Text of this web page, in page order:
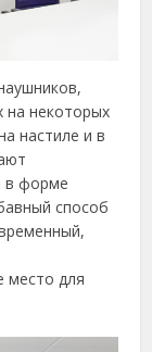
на некоторых
настиле и в
в форме
способ
место для